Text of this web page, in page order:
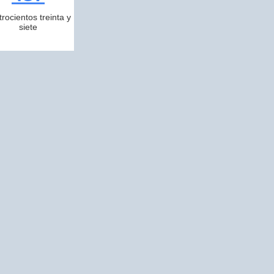
treinta y
siete